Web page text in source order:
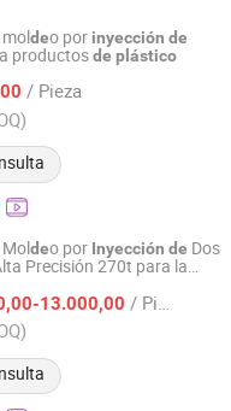
moldeo por inyección de
productosde plástico
/ Pieza
Factory
2004
Moldeo por Inyección de Dos
Precisión 270t para la
Doble Color / Fabricante
de
13.000,00 / Pieza
Ltd.